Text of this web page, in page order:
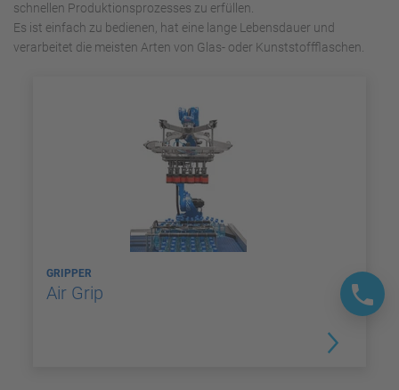
schnellen Produktionsprozesses zu erfüllen.
Es ist einfach zu bedienen, hat eine lange Lebensdauer und
verarbeitet die meisten Arten von Glas- oder Kunststoffflaschen.
GRIPPER
Air Grip